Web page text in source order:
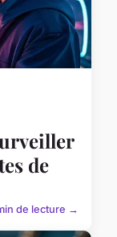
de
de lecture →